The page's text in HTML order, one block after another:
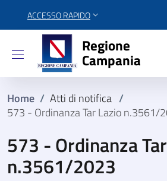
ACCESSO RAPIDO
Regione
Regione
Campania
Home / Atti di notifica /
573 - Ordinanza Tar Lazio n.3561/
573 - Ordinanza
n.3561/2023